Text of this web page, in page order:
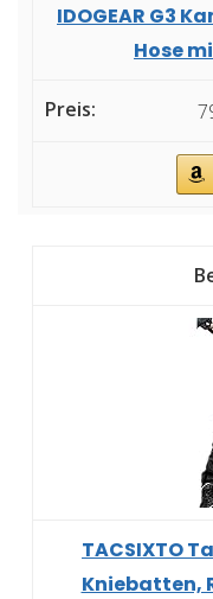
IDOGEAR G3
Hose
TACSIXTO
Kniebatten,